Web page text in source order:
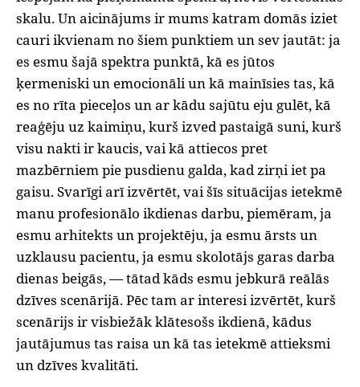
skalu. Un aicinājums ir mums katram domās iziet
cauri ikvienam no šiem punktiem un sev jautāt: ja
es esmu šajā spektra punktā, kā es jūtos
ķermeniski un emocionāli un kā mainīsies tas, kā
es no rīta pieceļos un ar kādu sajūtu eju gulēt, kā
reaģēju uz kaimiņu, kurš izved pastaigā suni, kurš
visu nakti ir kaucis, vai kā attiecos pret
mazbērniem pie pusdienu galda, kad zirņi iet pa
gaisu. Svarīgi arī izvērtēt, vai šīs situācijas ietekmē
manu profesionālo ikdienas darbu, piemēram, ja
esmu arhitekts un projektēju, ja esmu ārsts un
uzklausu pacientu, ja esmu skolotājs garas darba
dienas beigās, — tātad kāds esmu jebkurā reālās
dzīves scenārijā. Pēc tam ar interesi izvērtēt, kurš
scenārijs ir visbiežāk klātesošs ikdienā, kādus
jautājumus tas raisa un kā tas ietekmē attieksmi
un dzīves kvalitāti.